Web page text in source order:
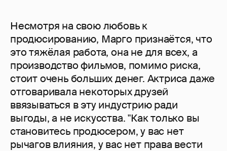
Несмотря на свою любовь к
продюсированию, Марго признаётся, что
это тяжёлая работа, она не для всех, а
производство фильмов, помимо риска,
стоит очень больших денег. Актриса даже
отговаривала некоторых друзей
ввязываться в эту индустрию ради
выгоды, а не искусства. "Как только вы
становитесь продюсером, у вас нет
рычагов влияния, у вас нет права вести